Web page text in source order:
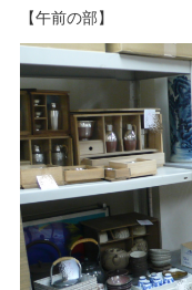
【午前の部】